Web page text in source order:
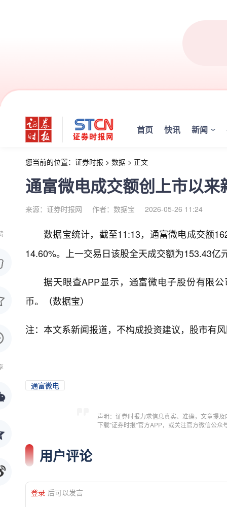
首页 快讯 新闻
您当前的位置： 证券时报 > 数据 > 正文
通富微电成交额创上市以来
来源：证券时报网 作者：数据宝 2026-05-26 11:24
数据宝统计，截至11:13，通富微电成交额
14.60%。上一交易日该股全天成交额为153.43亿
据天眼查APP显示，通富微电子股份有限
币。（数据宝）
注：本文系新闻报道，不构成投资建议，股市有
通富微电
声明：证券时报力求信息真实、准确，文章提
下载"证券时报"官方APP，或关注官方微信公
用户评论
登录 后可以发言